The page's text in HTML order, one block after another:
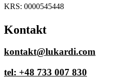
KRS: 0000545448
Kontakt
kontakt@lukardi.com
tel: +48 733 007 830